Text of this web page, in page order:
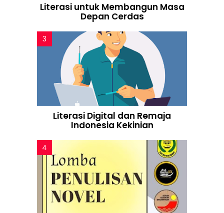
Literasi untuk Membangun Masa
Depan Cerdas
Literasi Digital dan Remaja
Indonesia Kekinian